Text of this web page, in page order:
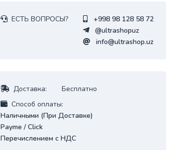
ЕСТЬ ВОПРОСЫ?
+998 98 128 58 72
@ultrashopuz
info@ultrashop.uz
Доставка:
Бесплатно
Cпособ оплаты:
Наличными (При Доставке)
Payme / Click
Перечислением с НДС